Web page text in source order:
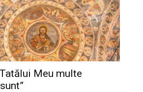
Meu multe